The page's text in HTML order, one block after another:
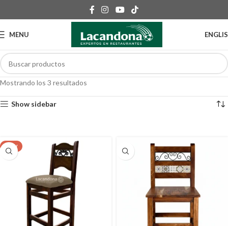
MENU
Mostrando los 3 resultados
Show sidebar
NEW